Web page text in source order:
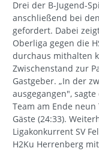
Drei der B-Jugend-
anschließend bei
gefordert. Dabei
Oberliga gegen die
durchaus mithalten
Zwischenstand zur
Gastgeber. „In der
ausgegangen",
Team am Ende
Gäste (24:33).
Ligakonkurrent SV
H2Ku Herrenberg